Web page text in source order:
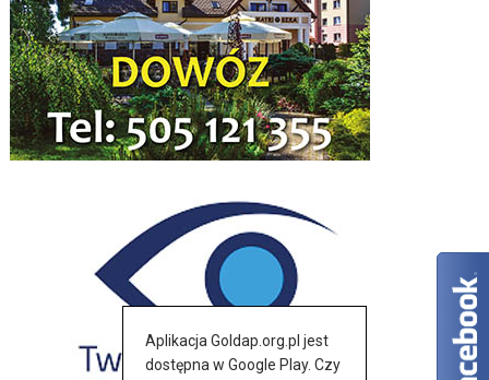
Aplikacja Goldap.org.pl jest
dostępna w Google Play. Czy